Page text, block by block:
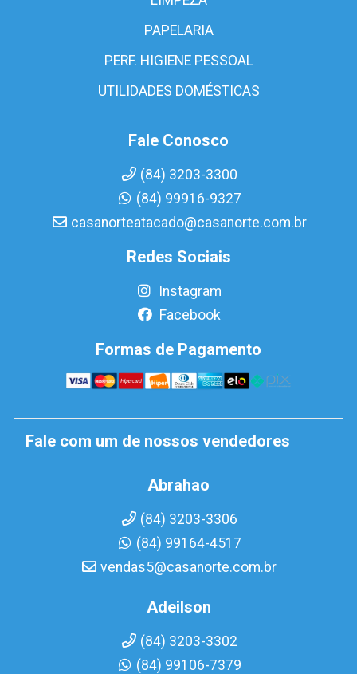
PAPELARIA
PERF. HIGIENE PESSOAL
UTILIDADES DOMÉSTICAS
Fale Conosco
(84) 3203-3300
(84) 99916-9327
casanorteatacado@casanorte.com.br
Redes Sociais
Instagram
Facebook
Formas de Pagamento
Fale com um de nossos vendedores
Abrahao
(84) 3203-3306
(84) 99164-4517
vendas5@casanorte.com.br
Adeilson
(84) 3203-3302
(84) 99106-7379